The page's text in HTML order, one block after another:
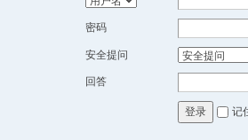
密码
安全提问
回答
登录 记